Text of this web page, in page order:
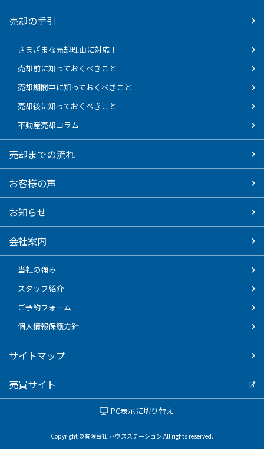
売却の手引
さまざまな売却理由に対応！
売却前に知っておくべきこと
売却期間中に知っておくべきこと
売却後に知っておくべきこと
不動産売却コラム
売却までの流れ
お客様の声
お知らせ
会社案内
当社の強み
スタッフ紹介
ご予約フォーム
個人情報保護方針
サイトマップ
売買サイト
PC表示に切り替え
Copyright ©有限会社 ハウスステーション All rights reserved.